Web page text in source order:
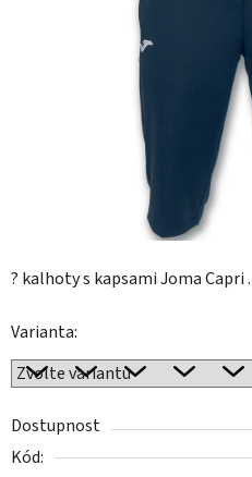
? kalhoty s kapsami Joma Capri .
Varianta:
Dostupnost
Kód: